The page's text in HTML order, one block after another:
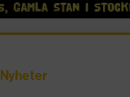
Nyheter